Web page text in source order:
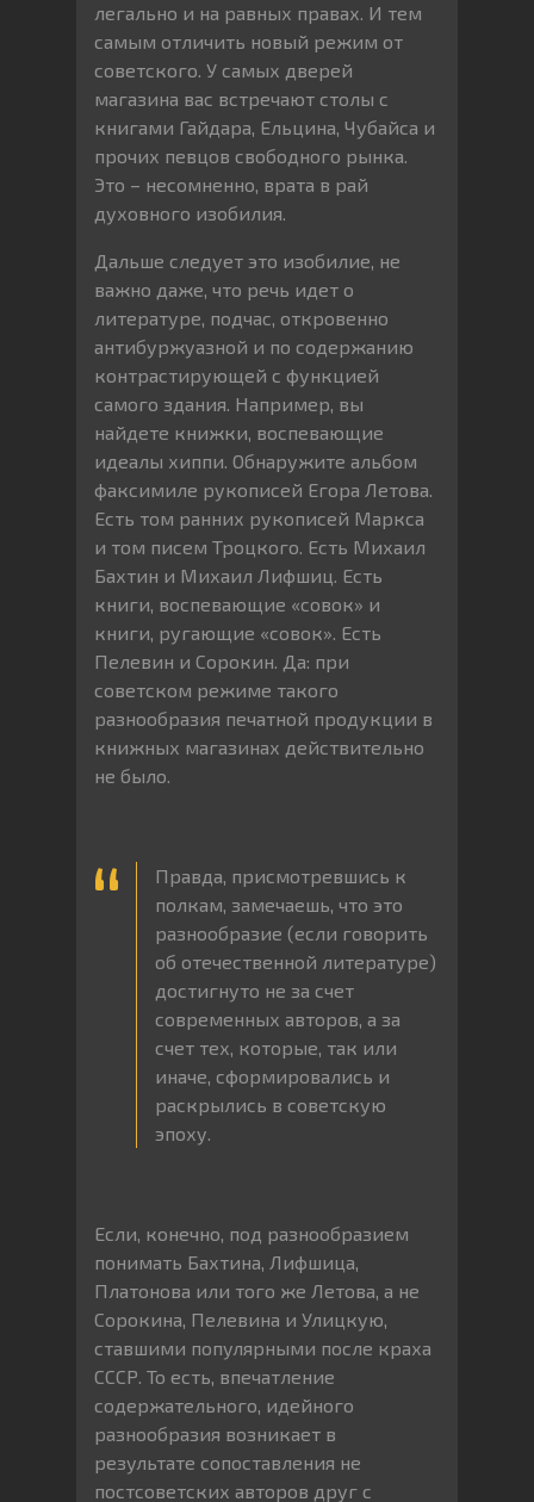
легально и на равных правах. И тем
самым отличить новый режим от
советского. У самых дверей
магазина вас встречают столы с
книгами Гайдара, Ельцина, Чубайса и
прочих певцов свободного рынка.
Это – несомненно, врата в рай
духовного изобилия.
Дальше следует это изобилие, не
важно даже, что речь идет о
литературе, подчас, откровенно
антибуржуазной и по содержанию
контрастирующей с функцией
самого здания. Например, вы
найдете книжки, воспевающие
идеалы хиппи. Обнаружите альбом
факсимиле рукописей Егора Летова.
Есть том ранних рукописей Маркса
и том писем Троцкого. Есть Михаил
Бахтин и Михаил Лифшиц. Есть
книги, воспевающие «совок» и
книги, ругающие «совок». Есть
Пелевин и Сорокин. Да: при
советском режиме такого
разнообразия печатной продукции в
книжных магазинах действительно
не было.
Правда, присмотревшись к
полкам, замечаешь, что это
разнообразие (если говорить
об отечественной литературе)
достигнуто не за счет
современных авторов, а за
счет тех, которые, так или
иначе, сформировались и
раскрылись в советскую
эпоху.
Если, конечно, под разнообразием
понимать Бахтина, Лифшица,
Платонова или того же Летова, а не
Сорокина, Пелевина и Улицкую,
ставшими популярными после краха
СССР. То есть, впечатление
содержательного, идейного
разнообразия возникает в
результате сопоставления не
постсоветских авторов друг с